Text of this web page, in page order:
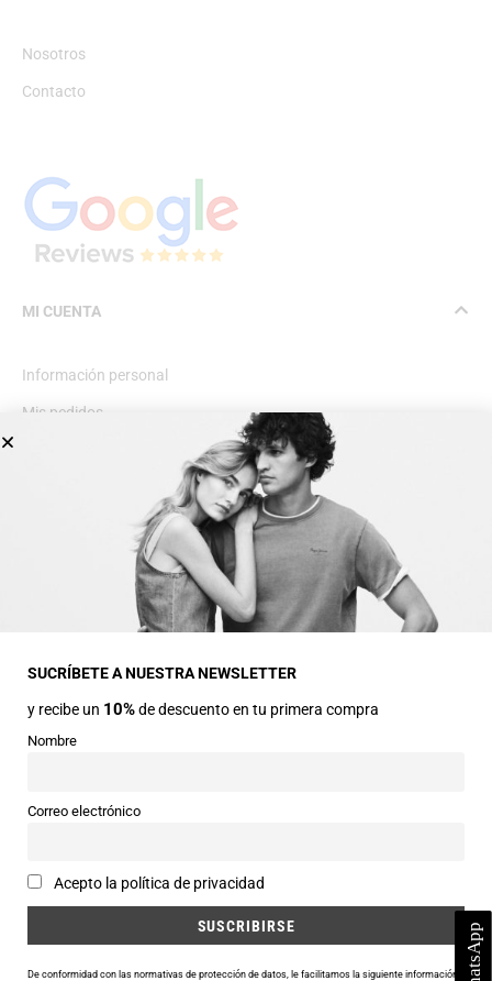
Nosotros
Contacto
MI CUENTA
Información personal
Mis pedidos
INFORMACIÓN GENERAL
22330 Ainsa (Huesca)
Teléfonos
974 50 00 43
Horarios
Email
SUCRÍBETE A NUESTRA NEWSLETTER
y recibe un 10%de descuento en tu primera compra
Nombre
Correo electrónico
Acepto la política de privacidad
De conformidad con las normativas de protección de datos, le facilitamos la siguiente información